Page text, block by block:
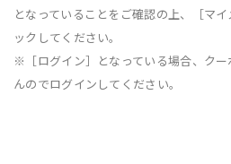
となっていることをご確認の上、［マ
ックしてください。
※［ログイン］となっている場合、ク
んのでログインしてください。